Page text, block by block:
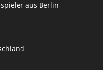
aus Berlin